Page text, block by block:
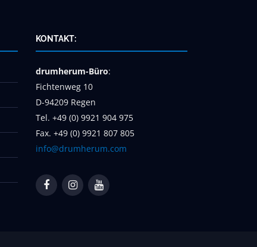
KONTAKT:
drumherum-Büro:
Fichtenweg 10
D-94209 Regen
Tel. +49 (0) 9921 904 975
Fax. +49 (0) 9921 807 805
info@drumherum.com